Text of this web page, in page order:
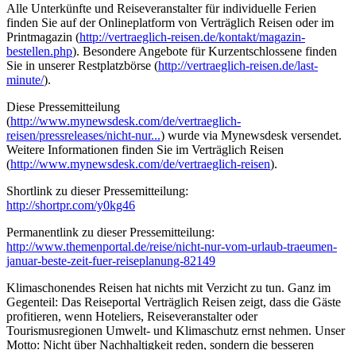
Alle Unterkünfte und Reiseveranstalter für individuelle Ferien
finden Sie auf der Onlineplatform von Verträglich Reisen oder im
Printmagazin (http://vertraeglich-reisen.de/kontakt/magazin-
bestellen.php). Besondere Angebote für Kurzentschlossene finden
Sie in unserer Restplatzbörse (http://vertraeglich-reisen.de/last-
minute/).
Diese Pressemitteilung
(http://www.mynewsdesk.com/de/vertraeglich-
reisen/pressreleases/nicht-nur...) wurde via Mynewsdesk versendet.
Weitere Informationen finden Sie im Verträglich Reisen
(http://www.mynewsdesk.com/de/vertraeglich-reisen).
Shortlink zu dieser Pressemitteilung:
http://shortpr.com/y0kg46
Permanentlink zu dieser Pressemitteilung:
http://www.themenportal.de/reise/nicht-nur-vom-urlaub-traeumen-
januar-beste-zeit-fuer-reiseplanung-82149
Klimaschonendes Reisen hat nichts mit Verzicht zu tun. Ganz im
Gegenteil: Das Reiseportal Verträglich Reisen zeigt, dass die Gäste
profitieren, wenn Hoteliers, Reiseveranstalter oder
Tourismusregionen Umwelt- und Klimaschutz ernst nehmen. Unser
Motto: Nicht über Nachhaltigkeit reden, sondern die besseren